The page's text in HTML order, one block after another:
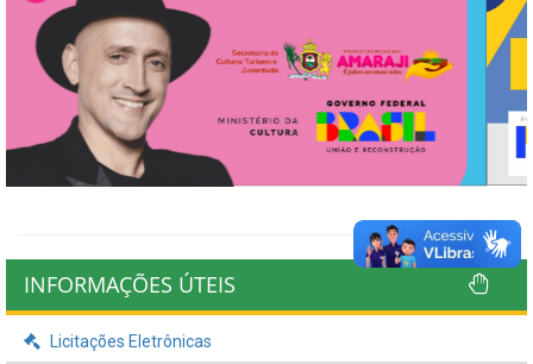
INFORMAÇÕES ÚTEIS
Licitações Eletrônicas